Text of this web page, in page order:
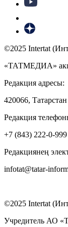
©2025 Intertat
«ТАТМЕДИА»
Редакция адресы:
420066,
Редакция
+7 (843) 222-0-
Редакциянең
infotat@tatar-
©2025 Intertat
Учредитель АО